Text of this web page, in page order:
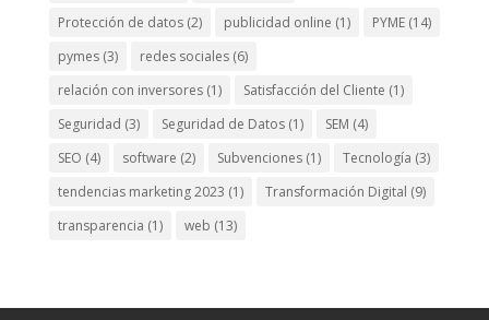
Protección de datos(2) publicidad online (1) PYME(14)
pymes(3) redes sociales(6)
relación con inversores(1) Satisfacción del Cliente (1)
Seguridad (3) Seguridad de Datos(1) SEM (4)
SEO (4) software (2) Subvenciones(1) Tecnología (3)
tendencias marketing 2023 (1) Transformación Digital (9)
transparencia (1) web (13)